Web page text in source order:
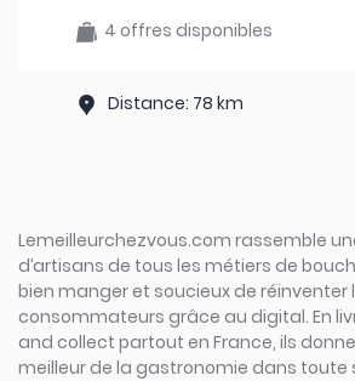
4 offres disponibles
Distance: 78 km
Lemeilleurchezvous.com rassemble
d’artisans de tous les métiers de
bien manger et soucieux de réinventer
consommateurs grâce au digital. En
and collect partout en France, ils
meilleur de la gastronomie dans toute